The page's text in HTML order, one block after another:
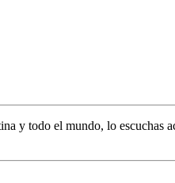
y todo el mundo, lo escuchas